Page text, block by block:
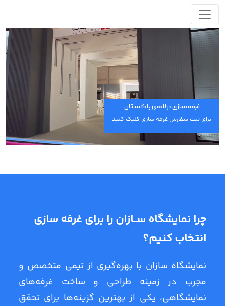
غرفه سازی در لاهور پاکستان
برای ثبت سفارش غرفه سازی کلیک کنید
چرا نمایشگاه ســازان را برای غرفه سازی
انتخاب کنیم؟
نمایشگاه سازان با بهره‌گیری از تیمی متخصص و
مجرب در زمینه طراحی و ساخت غرفه‌های
نمایشگاهی، یکی از بهترین گزینه‌ها برای تحقق